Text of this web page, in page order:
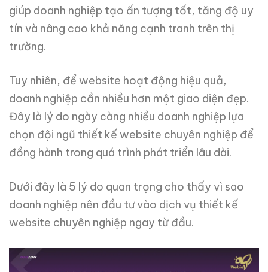
giúp doanh nghiệp tạo ấn tượng tốt, tăng độ uy
tín và nâng cao khả năng cạnh tranh trên thị
trường.
Tuy nhiên, để website hoạt động hiệu quả,
doanh nghiệp cần nhiều hơn một giao diện đẹp.
Đây là lý do ngày càng nhiều doanh nghiệp lựa
chọn đội ngũ thiết kế website chuyên nghiệp để
đồng hành trong quá trình phát triển lâu dài.
Dưới đây là 5 lý do quan trọng cho thấy vì sao
doanh nghiệp nên đầu tư vào dịch vụ thiết kế
website chuyên nghiệp ngay từ đầu.